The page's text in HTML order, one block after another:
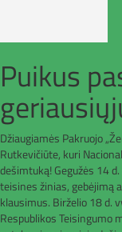
Puikus
Džiaugiamės Pakruojo
Rutkevičiūte, kuri
dešimtuką! Gegužės 14
teisines žinias, gebėjimą
klausimus. Birželio 18 d.
Respublikos Teisingumo